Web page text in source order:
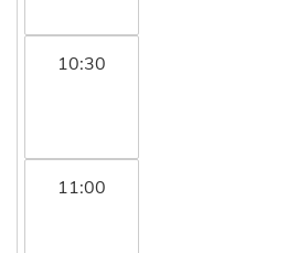
10:30
11:00